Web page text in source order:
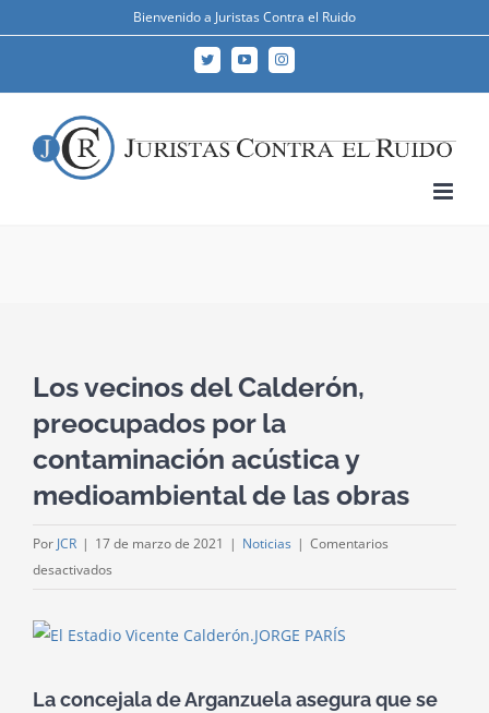
Bienvenido a Juristas Contra el Ruido
TwitterYouTubeInstagram
Los vecinos del Calderón,
preocupados por la
contaminación acústica y
medioambiental de las obras
Por JCR | 17 de marzo de 2021 | Noticias | Comentarios
desactivados
del
preocupados
Ver
más
La concejala de Arganzuela asegura que se